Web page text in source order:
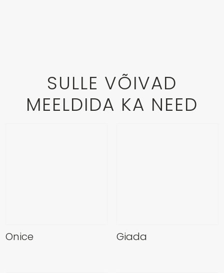
SULLE VÕIVAD
MEELDIDA KA NEED
Onice Giada